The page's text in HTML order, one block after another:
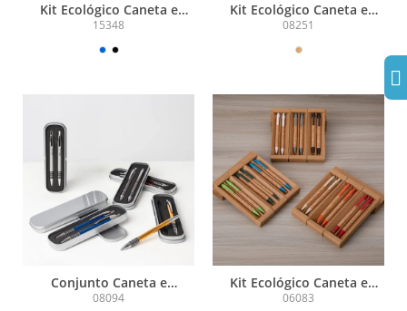
Kit Ecológico Caneta e
Lapiseira Papelão
15348
Kit Ecológico Caneta e
Lapiseira Bambu
08251
Conjunto Caneta e
Lapiseira Metal
08094
Kit Ecológico Caneta e
Lapiseira Cortiça
06083